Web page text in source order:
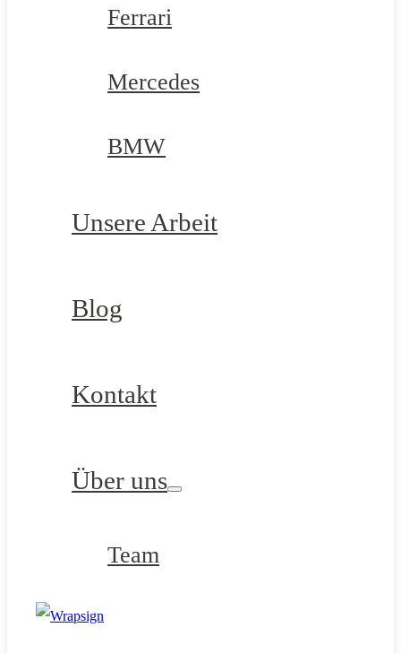
Ferrari
Mercedes
BMW
Unsere Arbeit
Blog
Kontakt
Über uns
Team